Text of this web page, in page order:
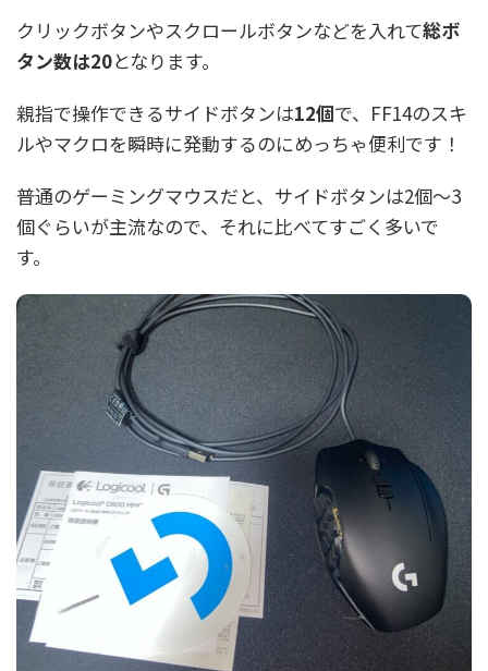
クリックボタンやスクロールボタンなどを入れて総ボ
タン数は20となります。
親指で操作できるサイドボタンは12個で、FF14のスキ
ルやマクロを瞬時に発動するのにめっちゃ便利です！
普通のゲーミングマウスだと、サイドボタンは2個～3
個ぐらいが主流なので、それに比べてすごく多いで
す。